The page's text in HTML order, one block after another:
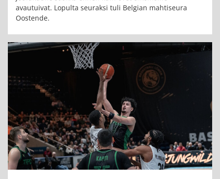
avautuivat. Lopulta seuraksi tuli Belgian mahtiseura
Oostende.